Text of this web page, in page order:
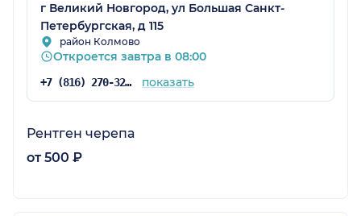
г Великий Новгород, ул Большая Санкт-
Петербургская, д 115
район Колмово
Откроется завтра в 08:00
+7 (816) 270-32-32 показать
Рентген черепа
от 500 ₽